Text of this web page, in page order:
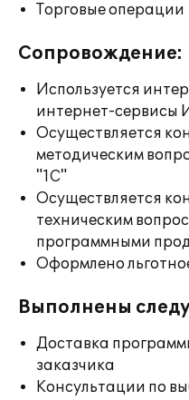
Торговые операции
Сопровождение:
Используется
интернет-сервисы
Осуществляется
методическим
"1С"
Осуществляется
техническим
программными
Оформлено
Выполнены
Доставка
заказчика
Консультации по